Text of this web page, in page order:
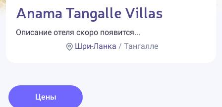
Anama Tangalle Villas
Описание отеля скоро появится...
Шри-Ланка / Тангалле
Цены